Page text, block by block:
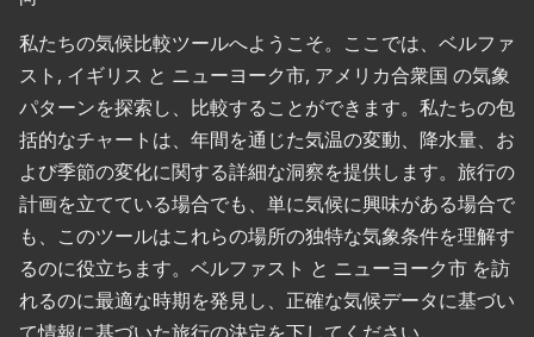
私たちの気候比較ツールへようこそ。ここでは、ベルファ
スト, イギリス と ニューヨーク市, アメリカ合衆国 の気象
パターンを探索し、比較することができます。私たちの包
括的なチャートは、年間を通じた気温の変動、降水量、お
よび季節の変化に関する詳細な洞察を提供します。旅行の
計画を立てている場合でも、単に気候に興味がある場合で
も、このツールはこれらの場所の独特な気象条件を理解す
るのに役立ちます。ベルファスト と ニューヨーク市 を訪
れるのに最適な時期を発見し、正確な気候データに基づい